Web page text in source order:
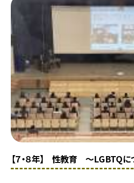
【７・８年】 性教育 〜LGBTQ